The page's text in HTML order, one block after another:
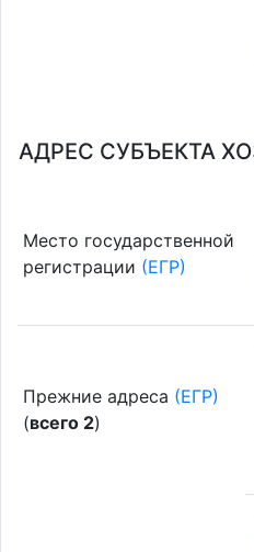
АДРЕС СУБЪЕКТА
Место государственной
регистрации (ЕГР)
Прежние адреса (ЕГР)
(всего 2)